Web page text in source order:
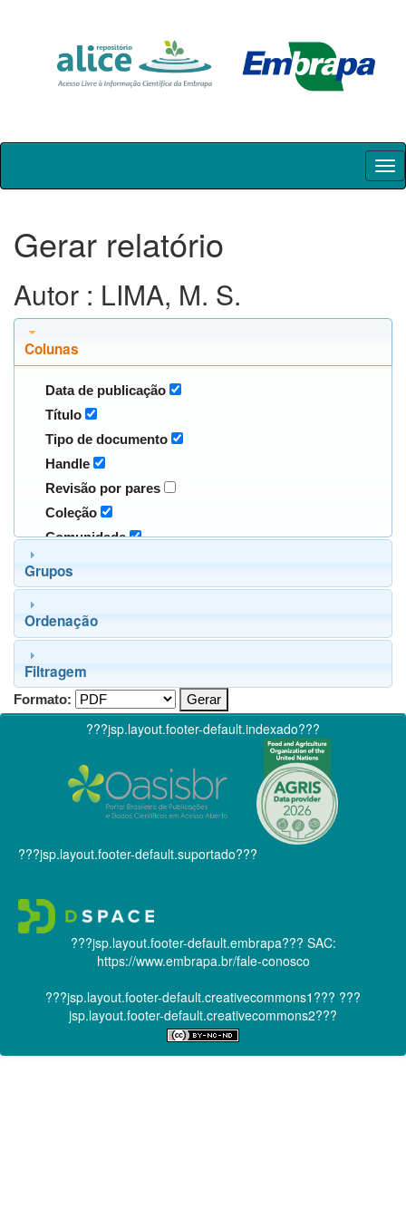
Skip
Gerar relatório
Autor : LIMA, M. S.
Colunas
Data de publicação
Título
Tipo de documento
Handle
Revisão por pares
Coleção
Comunidade
Grupos
Ordenação
Filtragem
Formato:
???jsp.layout.footer-default.indexado???
???jsp.layout.footer-default.suportado???
???jsp.layout.footer-default.embrapa??? SAC:
https://www.embrapa.br/fale-conosco
???jsp.layout.footer-default.creativecommons1??? ???
jsp.layout.footer-default.creativecommons2???